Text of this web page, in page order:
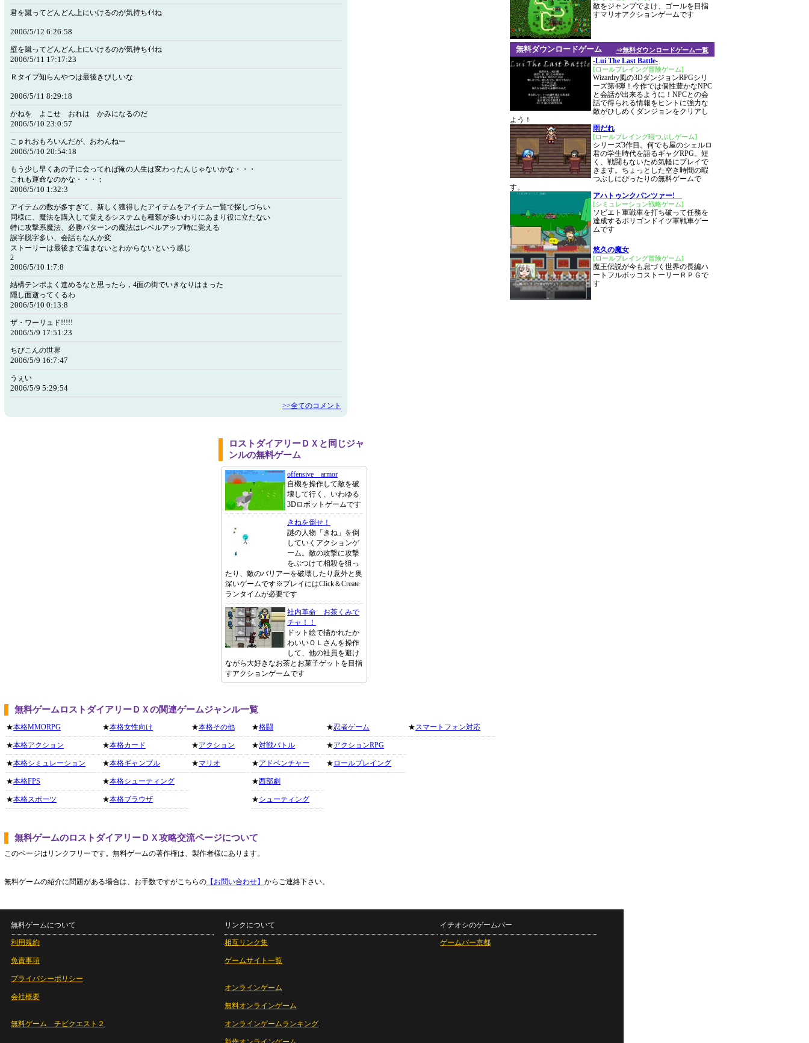
君を蹴ってどんどん上にいけるのが気持ちｲｲね
2006/5/12 6:26:58
壁を蹴ってどんどん上にいけるのが気持ちｲｲね
2006/5/11 17:17:23
Ｒタイプ知らんやつは最後きびしいな
2006/5/11 8:29:18
かねを よこせ おれは かみになるのだ
2006/5/10 23:0:57
こｐれおもろいんだが、おわんねー
2006/5/10 20:54:18
もう少し早くあの子に会ってれば俺の人生は変わったんじゃないかな・・・
これも運命なのかな・・・；
2006/5/10 1:32:3
アイテムの数が多すぎて、新しく獲得したアイテムをアイテム一覧で探しづらい
同様に、魔法を購入して覚えるシステムも種類が多いわりにあまり役に立たない
特に攻撃系魔法、必勝パターンの魔法はレベルアップ時に覚える
誤字脱字多い、会話もなんか変
ストーリーは最後まで進まないとわからないという感じ
2
2006/5/10 1:7:8
結構テンポよく進めるなと思ったら，4面の街でいきなりはまった
隠し面逝ってくるわ
2006/5/10 0:13:8
ザ・ワーリュド!!!!!
2006/5/9 17:51:23
ちびこんの世界
2006/5/9 16:7:47
うぇい
2006/5/9 5:29:54
>>全てのコメント
ロストダイアリーＤＸと同じジャ
ンルの無料ゲーム
offensive armor
自機を操作して敵を破
壊して行く、いわゆる
3Dロボットゲームです
きねを倒せ！
謎の人物「きね」を倒
していくアクションゲ
ーム。敵の攻撃に攻撃
をぶつけて相殺を狙っ
たり、敵のバリアーを破壊したり意外と奥
深いゲームです※プレイにはClick＆Create
ランタイムが必要です
社内革命 お茶くみで
チャ！！
ドット絵で描かれたか
わいいＯＬさんを操作
して、他の社員を避け
ながら大好きなお茶とお菓子ゲットを目指
すアクションゲームです
無料ゲームロストダイアリーＤＸの関連ゲームジャンル一覧
★本格MMORPG
★本格アクション
★本格シミュレーション
★本格FPS
★本格スポーツ
★本格女性向け
★本格カード
★本格ギャンブル
★本格シューティング
★本格ブラウザ
★本格その他
★アクション
★マリオ
★格闘
★対戦バトル
★アドベンチャー
★西部劇
★シューティング
★忍者ゲーム
★アクションRPG
★ ロールプレイング
★スマートフォン対応
無料ゲームのロストダイアリーＤＸ攻略交流ページについて
このページはリンクフリーです。無料ゲームの著作権は、製作者様にあります。
無料ゲームの紹介に問題がある場合は、お手数ですがこちらの 【お問い合わせ】 からご連絡下さい。
敵をジャンプでよけ、ゴールを目指
すマリオアクションゲームです
⇒無料ダウンロードゲーム一覧
無料ダウンロードゲーム
-Lui The Last Battle-
[ロールプレイング冒険ゲーム]
Wizardry風の3DダンジョンRPGシリ
ーズ第4弾！今作では個性豊かなNPC
と会話が出来るように！NPCとの会
話で得られる情報をヒントに強力な
敵がひしめくダンジョンをクリアし
よう！
雨だれ
[ロールプレイング暇つぶしゲーム]
シリーズ3作目。何でも屋のシェルロ
君の学生時代を語るギャグRPG。短
く、戦闘もないため気軽にプレイで
きます。ちょっとした空き時間の暇
つぶしにぴったりの無料ゲームで
す。
アハトゥンクパンツァー!
[シミュレーション戦略ゲーム]
ソビエト軍戦車を打ち破って任務を
達成するポリゴンドイツ軍戦車ゲー
ムです
悠久の魔女
[ロールプレイング冒険ゲーム]
魔王伝説が今も息づく世界の長編ハ
ートフルボッコストーリーＲＰＧで
す
無料ゲームについて
利用規約
免責事項
プライバシーポリシー
会社概要
無料ゲーム チビクエスト２
リンクについて
相互リンク集
ゲームサイト一覧
オンラインゲーム
無料オンラインゲーム
オンラインゲームランキング
イチオシのゲームバー
ゲームバー京都